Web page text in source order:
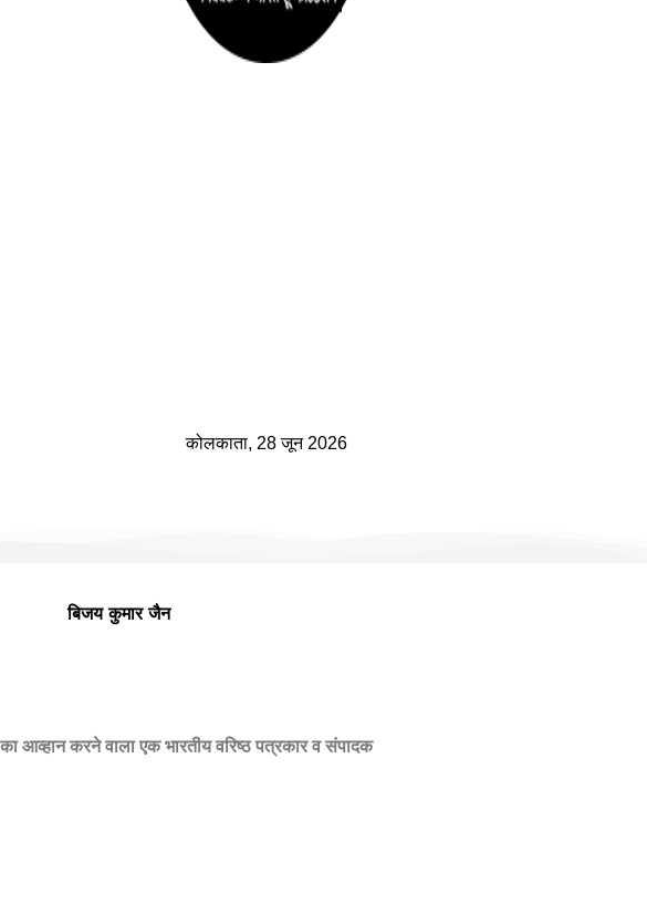
कोलकाता, 28 जून 2026
बिजय कुमार जैन
का आव्हान करने वाला एक भारतीय वरिष्ठ पत्रकार व संपादक